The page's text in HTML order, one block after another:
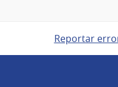
Reportar